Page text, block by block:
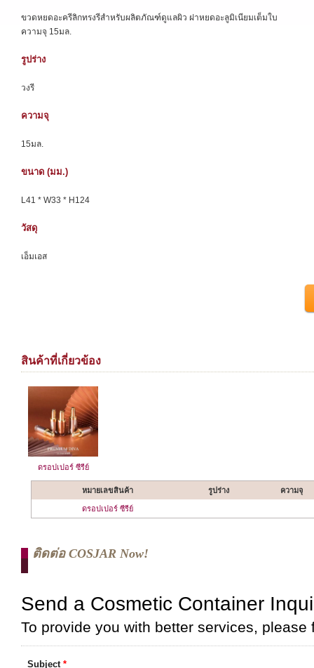
ขวดหยดอะครีลิกทรงรีสำหรับผลิตภัณฑ์ดูแลผิว ฝาหยดอะลูมิเนียมเต็มใบ
ความจุ 15มล.
รูปร่าง
วงรี
ความจุ
15มล.
ขนาด (มม.)
L41 * W33 * H124
วัสดุ
เอ็มเอส
สินค้าที่เกี่ยวข้อง
ดรอปเปอร์ ซีรีย์
หมายเลขสินค้า รูปร่าง ความจุ
ดรอปเปอร์ ซีรีย์
ติดต่อ COSJAR Now!